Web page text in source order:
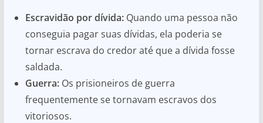
Escravidão por dívida:Quando uma pessoa não
conseguia pagar suas dívidas, ela poderia se
tornar escrava do credor até que a dívida fosse
saldada.
Guerra:Os prisioneiros de guerra
frequentemente se tornavam escravos dos
vitoriosos.